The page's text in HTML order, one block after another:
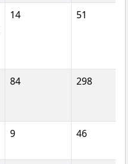
14 51
84 298
9 46